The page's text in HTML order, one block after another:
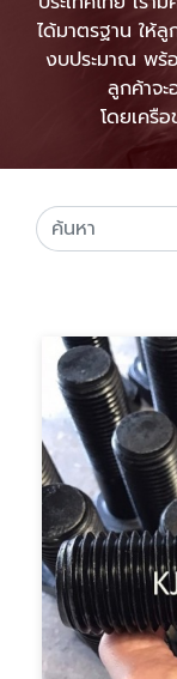
ได้มาตรฐาน ให้
งบประมาณ พร้
ลูกค้าจะ
โดยเครื